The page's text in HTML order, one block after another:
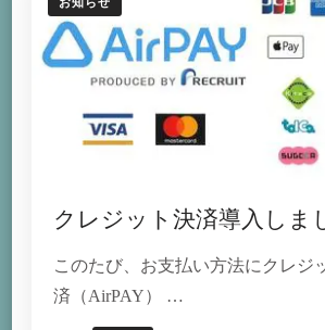
クレジット決済導入しま
このたび、お支払い方法にクレジ
済（AirPAY） …